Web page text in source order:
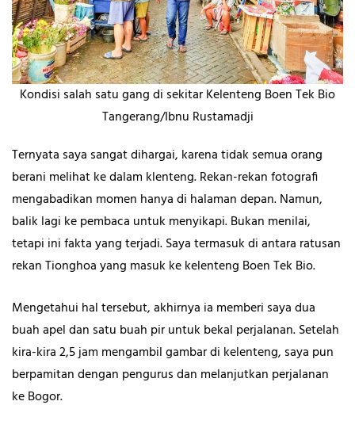
Kondisi salah satu gang di sekitar Kelenteng Boen Tek Bio
Tangerang/Ibnu Rustamadji
Ternyata saya sangat dihargai, karena tidak semua orang
berani melihat ke dalam klenteng. Rekan-rekan fotografi
mengabadikan momen hanya di halaman depan. Namun,
balik lagi ke pembaca untuk menyikapi. Bukan menilai,
tetapi ini fakta yang terjadi. Saya termasuk di antara ratusan
rekan Tionghoa yang masuk ke kelenteng Boen Tek Bio.
Mengetahui hal tersebut, akhirnya ia memberi saya dua
buah apel dan satu buah pir untuk bekal perjalanan. Setelah
kira-kira 2,5 jam mengambil gambar di kelenteng, saya pun
berpamitan dengan pengurus dan melanjutkan perjalanan
ke Bogor.